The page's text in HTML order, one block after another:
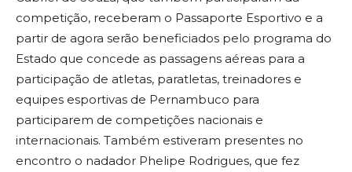
competição, receberam o Passaporte Esportivo e a
partir de agora serão beneficiados pelo programa do
Estado que concede as passagens aéreas para a
participação de atletas, paratletas, treinadores e
equipes esportivas de Pernambuco para
participarem de competições nacionais e
internacionais. Também estiveram presentes no
encontro o nadador Phelipe Rodrigues, que fez